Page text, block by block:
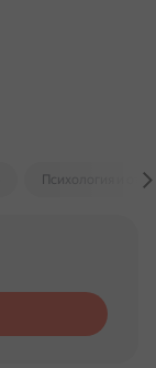
Психология и